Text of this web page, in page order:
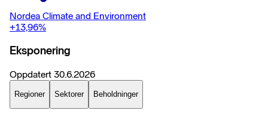
Nordea Climate and Environment
+13,96%
Eksponering
Oppdatert 30.6.2026
Regioner Sektorer Beholdninger